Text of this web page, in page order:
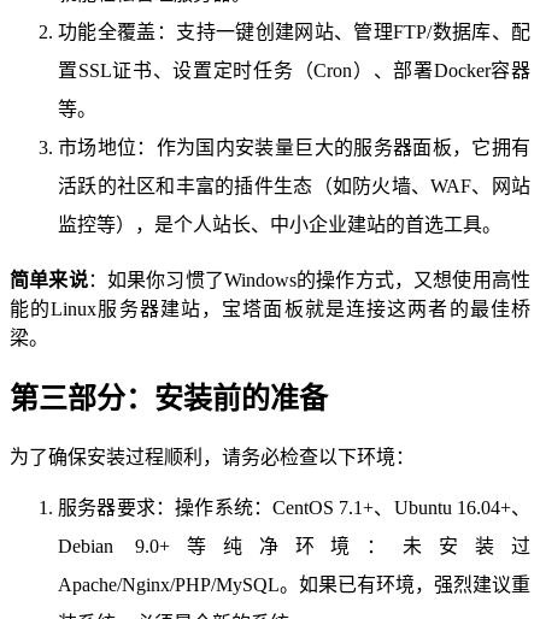
功能全覆盖：支持一键创建网站、管理FTP/数据库、配
置SSL证书、设置定时任务（Cron）、部署Docker容器
等。
市场地位：作为国内安装量巨大的服务器面板，它拥有
活跃的社区和丰富的插件生态（如防火墙、WAF、网站
监控等），是个人站长、中小企业建站的首选工具。
简单来说：如果你习惯了Windows的操作方式，又想使用高性
能的Linux服务器建站，宝塔面板就是连接这两者的最佳桥
梁。
第三部分：安装前的准备
为了确保安装过程顺利，请务必检查以下环境：
服务器要求：操作系统：CentOS 7.1+、Ubuntu 16.04+、
Debian 9.0+等纯净环境：未安装过
Apache/Nginx/PHP/MySQL。如果已有环境，强烈建议重